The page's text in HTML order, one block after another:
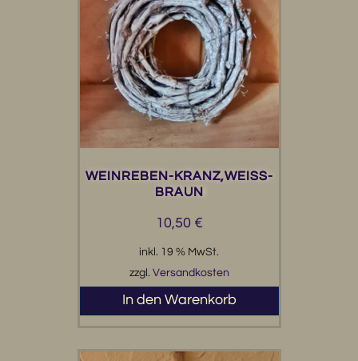
WEINREBEN-KRANZ,WEISS-B
RAUN
10,50 €
inkl. 19 % MwSt.
zzgl. Versandkosten
In den Warenkorb